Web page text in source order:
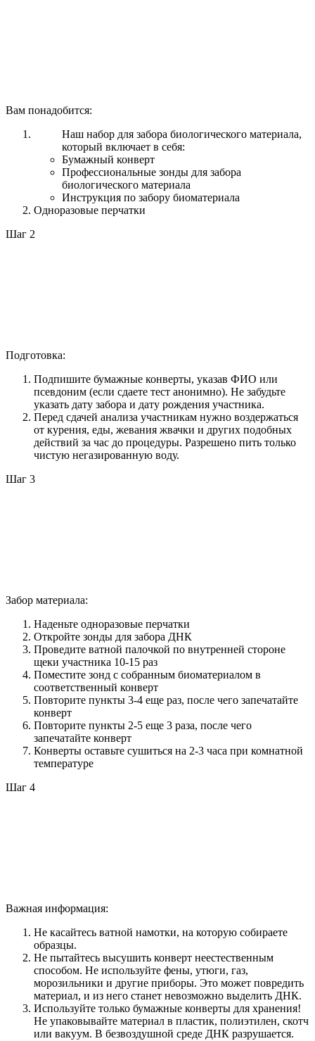
Вам понадобится:
Наш набор для забора биологического материала,
который включает в себя:
Бумажный конверт
Профессиональные зонды для забора
биологического материала
Инструкция по забору биоматериала
Одноразовые перчатки
Шаг 2
Подготовка:
Подпишите бумажные конверты, указав ФИО или
псевдоним (если сдаете тест анонимно). Не забудьте
указать дату забора и дату рождения участника.
Перед сдачей анализа участникам нужно воздержаться
от курения, еды, жевания жвачки и других подобных
действий за час до процедуры. Разрешено пить только
чистую негазированную воду.
Шаг 3
Забор материала:
Наденьте одноразовые перчатки
Откройте зонды для забора ДНК
Проведите ватной палочкой по внутренней стороне
щеки участника 10-15 раз
Поместите зонд с собранным биоматериалом в
соответственный конверт
Повторите пункты 3-4 еще раз, после чего запечатайте
конверт
Повторите пункты 2-5 еще 3 раза, после чего
запечатайте конверт
Конверты оставьте сушиться на 2-3 часа при комнатной
температуре
Шаг 4
Важная информация:
Не касайтесь ватной намотки, на которую собираете
образцы.
Не пытайтесь высушить конверт неестественным
способом. Не используйте фены, утюги, газ,
морозильники и другие приборы. Это может повредить
материал, и из него станет невозможно выделить ДНК.
Используйте только бумажные конверты для хранения!
Не упаковывайте материал в пластик, полиэтилен, скотч
или вакуум. В безвоздушной среде ДНК разрушается.